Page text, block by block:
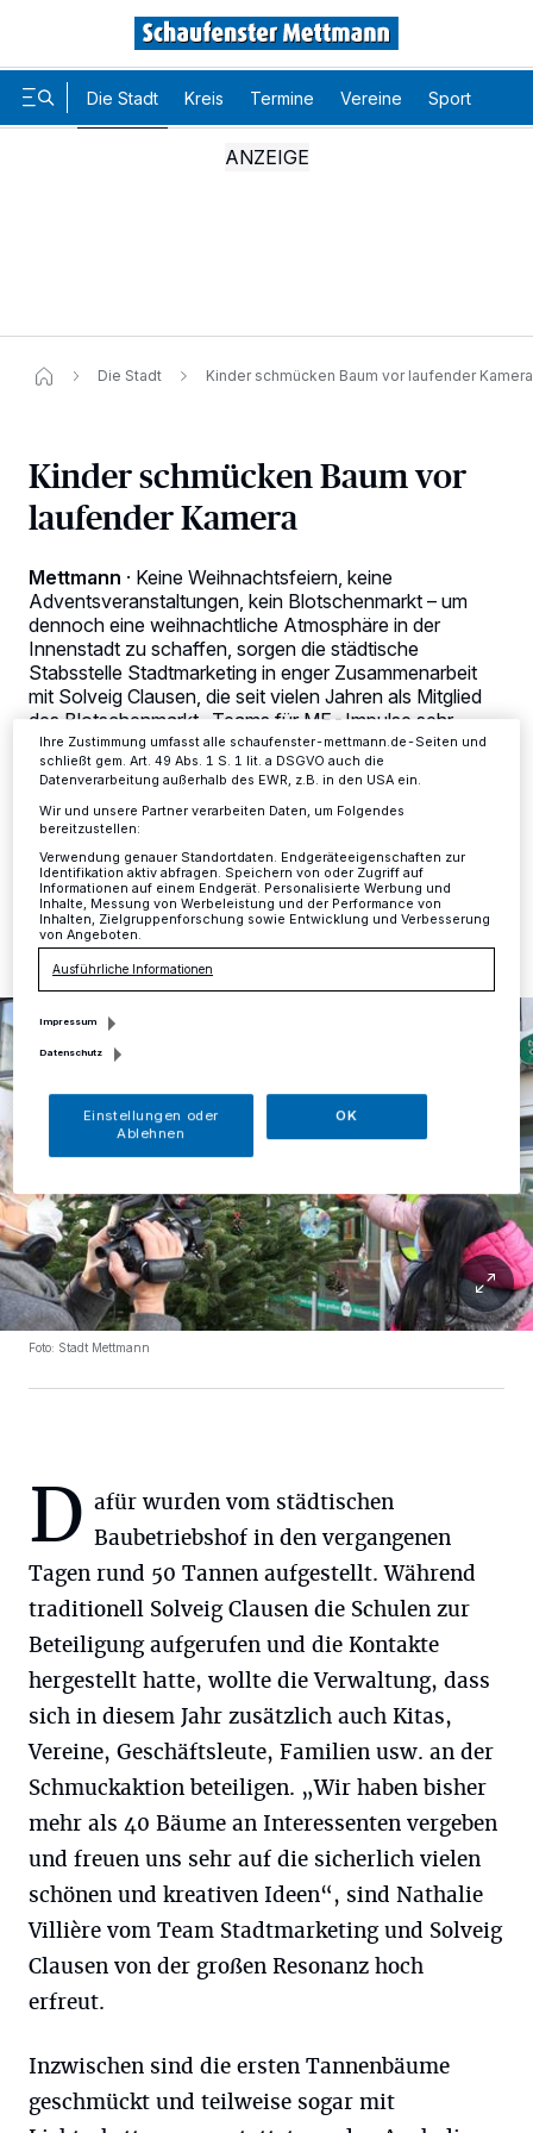
Die Stadt Kreis Termine Vereine Sport
Die Stadt Kinder schmücken Baum vor laufender Kamera
Kinder schmücken Baum vor
laufender Kamera
Mettmann · Keine Weihnachtsfeiern, keine
Adventsveranstaltungen, kein Blotschenmarkt – um
dennoch eine weihnachtliche Atmosphäre in der
Innenstadt zu schaffen, sorgen die städtische
Stabsstelle Stadtmarketing in enger Zusammenarbeit
mit Solveig Clausen, die seit vielen Jahren als Mitglied
des Blotschenmarkt-Teams für ME-Impulse sehr
erfolgreich den Baumwettbewerb der Schulen
organisiert hat, in diesem Jahr gemeinsam für
weihnachtlichen Glanz in der Innenstadt.
30.11.2020 , 07:38 Uhr 2 Minuten Lesezeit
Foto: Stadt Mettmann
D afür wurden vom städtischen
Baubetriebshof in den vergangenen
Tagen rund 50 Tannen aufgestellt. Während
traditionell Solveig Clausen die Schulen zur
Beteiligung aufgerufen und die Kontakte
hergestellt hatte, wollte die Verwaltung, dass
sich in diesem Jahr zusätzlich auch Kitas,
Vereine, Geschäftsleute, Familien usw. an der
Schmuckaktion beteiligen. „Wir haben bisher
mehr als 40 Bäume an Interessenten vergeben
und freuen uns sehr auf die sicherlich vielen
schönen und kreativen Ideen“, sind Nathalie
Villière vom Team Stadtmarketing und Solveig
Clausen von der großen Resonanz hoch
erfreut.
Inzwischen sind die ersten Tannenbäume
geschmückt und teilweise sogar mit
Wir und unsere
personenbezogene Daten wie Browserdaten oder eindeutige
verarbeiten Daten, um Ihnen Dienste bereitzustellen“ aufgeführten
Zwecke. Wenn Tracker deaktiviert sind, sind manche Inhalte und
Anzeigen möglicherweise nicht mehr so relevant für Sie. Sie können
dieses Menü jederzeit wieder aufrufen, um Ihre Einstellungen zu
ändern oder Ihre Einwilligung zu widerrufen, indem Sie auf den Link
Einstellungen oder Ablehnen am unteren Rand der Webseite klicken.
Ihre Einstellungen gelten innerhalb unseres Website. Weitere
Informationen finden Sie in unserer Datenschutzerklärung.
Ihre Zustimmung umfasst alle schaufenster-mettmann.de-Seiten und
schließt gem. Art. 49 Abs. 1 S. 1 lit. a DSGVO auch die
Datenverarbeitung außerhalb des EWR, z.B. in den USA ein.
Wir und unsere Partner verarbeiten Daten, um Folgendes
bereitzustellen:
Verwendung genauer Standortdaten. Endgeräteeigenschaften zur
Identifikation aktiv abfragen. Speichern von oder Zugriff auf
Informationen auf einem Endgerät. Personalisierte Werbung und
Inhalte, Messung von Werbeleistung und der Performance von
Inhalten, Zielgruppenforschung sowie Entwicklung und Verbesserung
von Angeboten.
Ausführliche Informationen
Impressum
Datenschutz
Einstellungen oder
Ablehnen
OK